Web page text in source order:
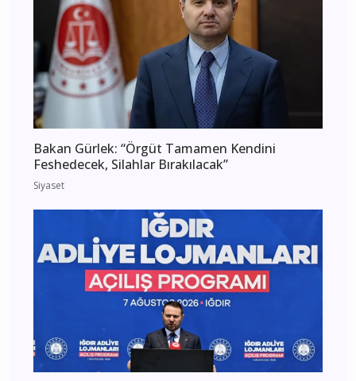
Bakan Gürlek: “Örgüt Tamamen Kendini
Feshedecek, Silahlar Bırakılacak”
Siyaset